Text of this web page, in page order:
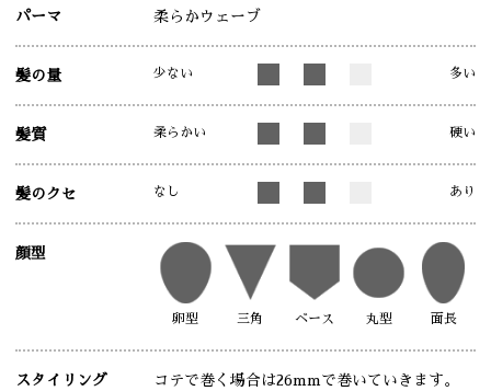
パーマ 柔らかウェーブ
髪の量 少ない 多い
髪質 柔らかい 硬い
髪のクセ なし あり
顔型
卵型 三角 ベース 丸型 面長
スタイリング
コテで巻く場合は26mmで巻いていきます。